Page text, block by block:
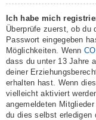
Ich habe mich
Überprüfe zuerst, ob du
Passwort eingegeben
Möglichkeiten. Wenn
dass du unter 13 Jahre
deiner
erhalten hast. Wenn
vielleicht aktiviert
angemeldeten
du dies selbst erledigen